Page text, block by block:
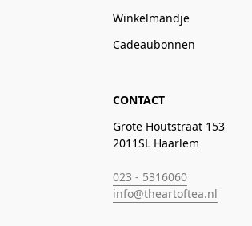
Winkelmandje
Cadeaubonnen
CONTACT
Grote Houtstraat 153
2011SL Haarlem
023 - 5316060
info@theartoftea.nl